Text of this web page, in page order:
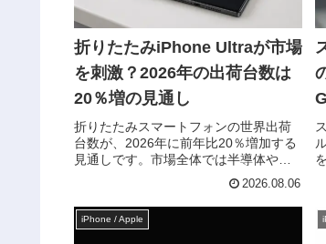
折りたたみiPhone Ultraが市場
を刺激？2026年の出荷台数は
20％増の見通し
折りたたみスマートフォンの世界出荷
台数が、2026年に前年比20％増加する
見通しです。市場全体では半導体やメ
モリ価格の上昇が懸念される一方、折
りたたみスマートフォンについては引
き続き成長が続くとみられています。
その背景には、Appleが初め...
2026.08.06
iPhone / Apple